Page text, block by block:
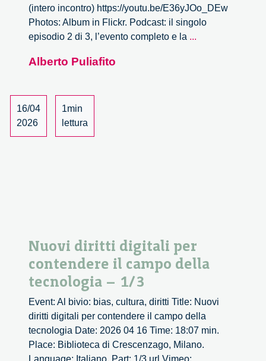
(intero incontro) https://youtu.be/E36yJOo_DEw
Photos: Album in Flickr. Podcast: il singolo
episodio 2 di 3, l’evento completo e la ...
Alberto Puliafito
16/04
2026
1min
lettura
Nuovi diritti digitali per
contendere il campo della
tecnologia – 1/3
Event: Al bivio: bias, cultura, diritti Title: Nuovi
diritti digitali per contendere il campo della
tecnologia Date: 2026 04 16 Time: 18:07 min.
Place: Biblioteca di Crescenzago, Milano.